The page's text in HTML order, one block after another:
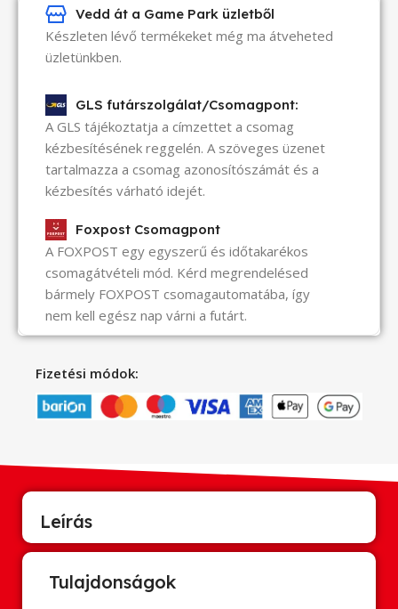
Vedd át a Game Park üzletből
Készleten lévő termékeket még ma átveheted
üzletünkben.
GLS futárszolgálat/Csomagpont:
A GLS tájékoztatja a címzettet a csomag
kézbesítésének reggelén. A szöveges üzenet
tartalmazza a csomag azonosítószámát és a
kézbesítés várható idejét.
Foxpost Csomagpont
A FOXPOST egy egyszerű és időtakarékos
csomagátvételi mód. Kérd megrendelésed
bármely FOXPOST csomagautomatába, így
nem kell egész nap várni a futárt.
Fizetési módok:
Leírás
Tulajdonságok